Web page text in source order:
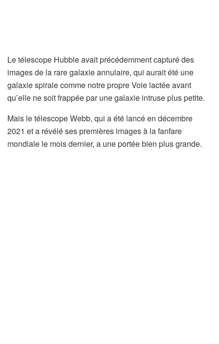
Le télescope Hubble avait précédemment capturé des
images de la rare galaxie annulaire, qui aurait été une
galaxie spirale comme notre propre Voie lactée avant
qu’elle ne soit frappée par une galaxie intruse plus petite.
Mais le télescope Webb, qui a été lancé en décembre
2021 et a révélé ses premières images à la fanfare
mondiale le mois dernier, a une portée bien plus grande.